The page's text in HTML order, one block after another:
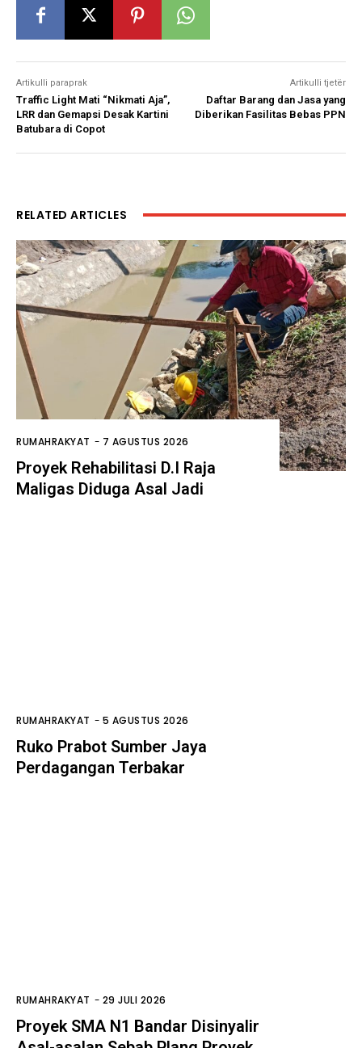
Artikulli paraprak
Traffic Light Mati “Nikmati Aja”,
LRR dan Gemapsi Desak Kartini
Batubara di Copot
Artikulli tjetër
Daftar Barang dan Jasa yang
Diberikan Fasilitas Bebas PPN
RELATED ARTICLES
RUMAHRAKYAT - 7 AGUSTUS 2026
Proyek Rehabilitasi D.I Raja
Maligas Diduga Asal Jadi
RUMAHRAKYAT - 5 AGUSTUS 2026
Ruko Prabot Sumber Jaya
Perdagangan Terbakar
RUMAHRAKYAT - 29 JULI 2026
Proyek SMA N1 Bandar Disinyalir